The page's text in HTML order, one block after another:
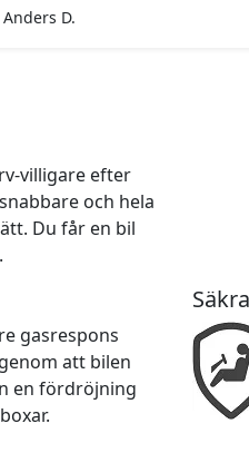
Anders D.
villigare efter
och hela
Du får en bil
gasrespons
att bilen
en fördröjning